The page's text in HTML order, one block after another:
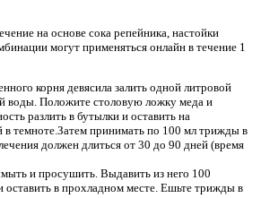
на основе сока репейника, настойки
могут применяться онлайн в течение 1
корня девясила залить одной литровой
воды. Положите столовую ложку меда и
разлить в бутылки и оставить на
в темноте.Затем принимать по 100 мл трижды в
должен длиться от 30 до 90 дней (время
и просушить. Выдавить из него 100
оставить в прохладном месте. Ешьте трижды в